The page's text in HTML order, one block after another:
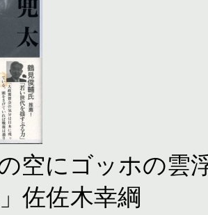
の空にゴッホの
佐佐木幸綱